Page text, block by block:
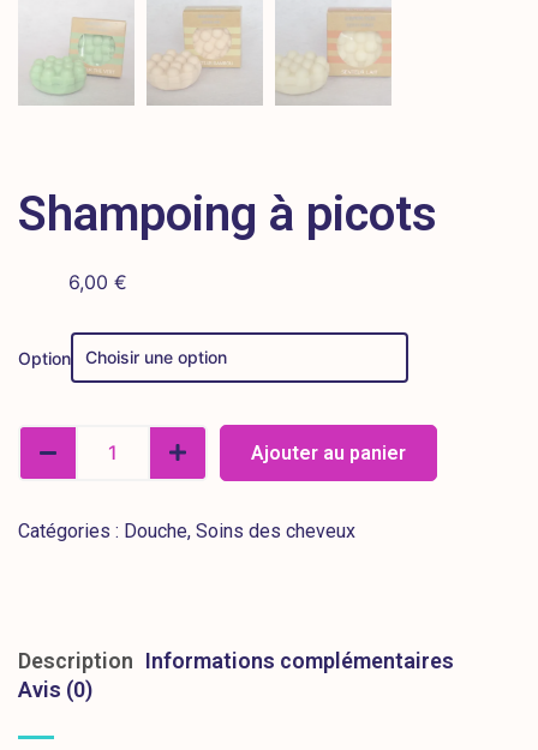
Shampoing à picots
6,00 €
Option
Ajouter au panier
Catégories : Douche, Soins des cheveux
Description Informations complémentaires
Avis (0)